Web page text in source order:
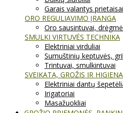
Garais valantys prietaisai
ORO REGULIAVIMO ĮRANGA
Oro sausintuvai,
SMULKI VIRTUVĖS TECHNIKA
Elektriniai virduliai
Sumuštinių keptuvės,
Trintuvai, smulkintuvai
SVEIKATA, GROŽIS IR HIGIENA
Elektriniai dantų
Irigatoriai
Masažuokliai